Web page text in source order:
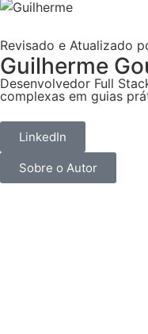
Revisado e Atualizado
Guilherme
Desenvolvedor Full
complexas em guias
LinkedIn
Sobre o Autor